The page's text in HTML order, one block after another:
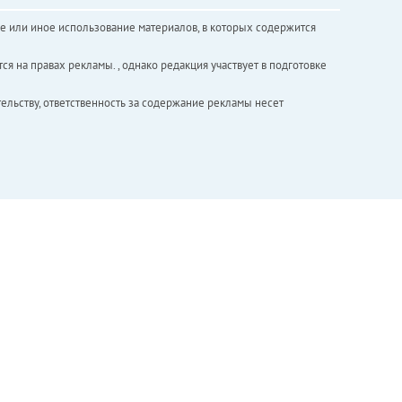
иное использование материалов, в которых содержится
правах рекламы. , однако редакция участвует в подготовке
ответственность за содержание рекламы несет